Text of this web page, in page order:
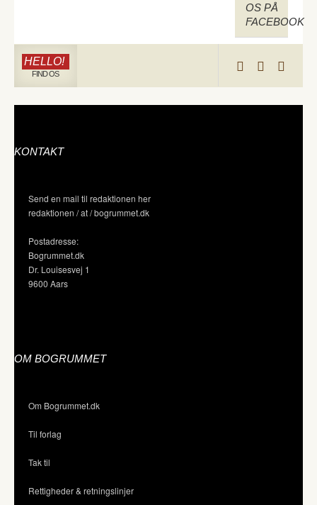
OS PÅ
FACEBOOK
HELLO!
FIND OS
KONTAKT
Send en mail til redaktionen her
redaktionen / at / bogrummet.dk
Postadresse:
Bogrummet.dk
Dr. Louisesvej 1
9600 Aars
OM BOGRUMMET
Om Bogrummet.dk
Til forlag
Tak til
Rettigheder & retningslinjer